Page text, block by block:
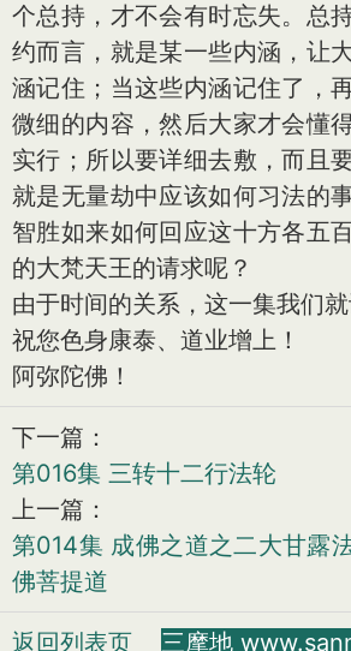
个总持，才不会有时忘失。总
约而言，就是某一些内涵，让
涵记住；当这些内涵记住了，
微细的内容，然后大家才会懂
实行；所以要详细去敷，而且
就是无量劫中应该如何习法的
智胜如来如何回应这十方各五
的大梵天王的请求呢？
由于时间的关系，这一集我们就
祝您色身康泰、道业增上！
阿弥陀佛！
下一篇：
第016集 三转十二行法轮
上一篇：
第014集 成佛之道之二大甘
佛菩提道
返回列表页 三摩地